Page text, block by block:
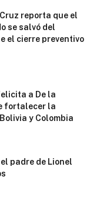
reporta que el
se salvó del
el cierre preventivo
a De la
fortalecer la
y Colombia
padre de Lionel